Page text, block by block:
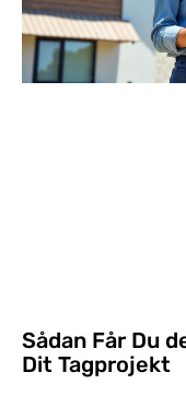
Sådan Får Du
Dit Tagprojekt